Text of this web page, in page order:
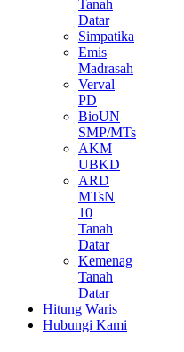
Tanah
Datar
Simpatika
Emis
Madrasah
Verval
PD
BioUN
SMP/MTs
AKM
UBKD
ARD
MTsN
10
Tanah
Datar
Kemenag
Tanah
Datar
Hitung Waris
Hubungi Kami